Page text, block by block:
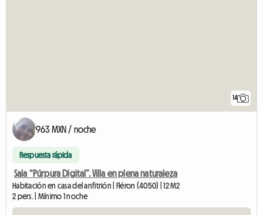
14
963 MXN / noche
Respuesta rápida
Sala “Púrpura Digital”. Villa en plena naturaleza
Habitación en casa del anfitrión | Fléron (4050) | 12 M2
2 pers. | Mínimo 1 noche